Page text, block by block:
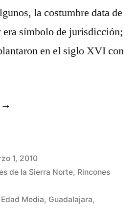
la costumbre data de
símbolo de jurisdicción;
en el siglo XVI con
1, 2010
de la Sierra Norte, Rincones
Edad Media, Guadalajara,